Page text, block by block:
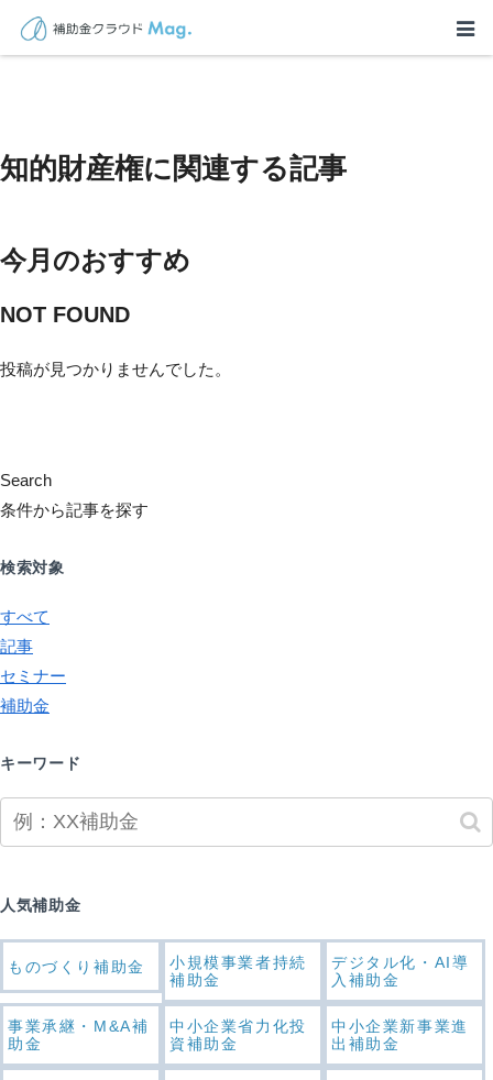
TOP > イベント一覧（補助金）
知的財産権に関連する記事
今月のおすすめ
NOT FOUND
投稿が見つかりませんでした。
Search
条件から記事を探す
検索対象
すべて
記事
セミナー
補助金
キーワード
人気補助金
ものづくり補助金
小規模事業者持続
補助金
デジタル化・AI導
入補助金
事業承継・M&A補
助金
中小企業省力化投
資補助金
中小企業新事業進
出補助金